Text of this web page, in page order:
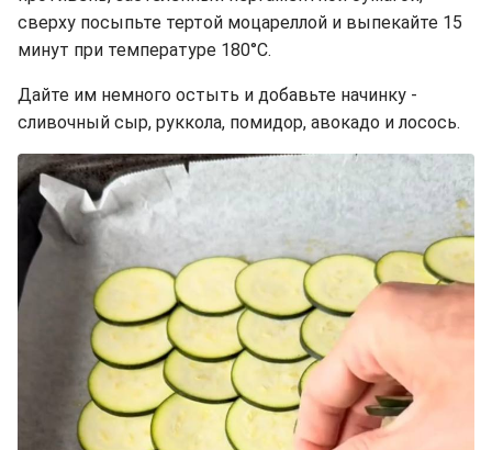
сверху посыпьте тертой моцареллой и выпекайте 15
минут при температуре 180°C.
Дайте им немного остыть и добавьте начинку -
сливочный сыр, руккола, помидор, авокадо и лосось.